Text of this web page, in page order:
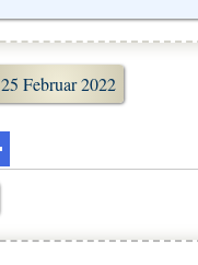
25 Februar 2022